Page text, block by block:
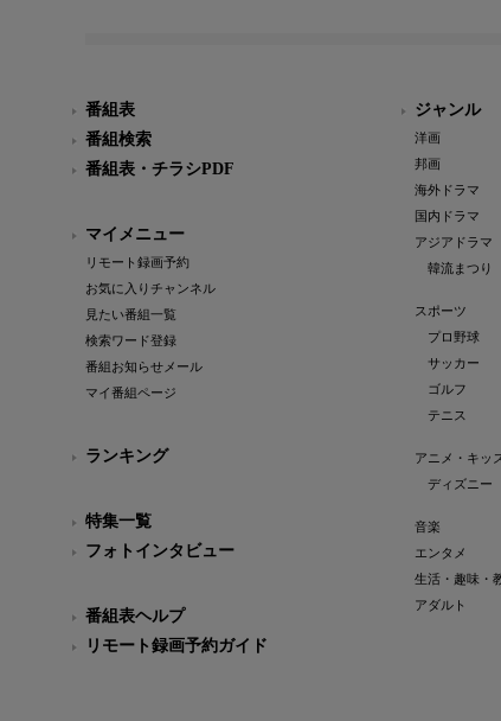
番組表
番組検索
番組表・チラシPDF
マイメニュー
リモート録画予約
お気に入りチャンネル
見たい番組一覧
検索ワード登録
番組お知らせメール
マイ番組ページ
ランキング
特集一覧
フォトインタビュー
番組表ヘルプ
リモート録画予約ガイド
ジャンル
洋画
邦画
海外ドラマ
国内ドラマ
アジアドラマ
韓流まつり
スポーツ
プロ野球
サッカー
ゴルフ
テニス
アニメ・キッ
ディズニー
音楽
エンタメ
生活・趣味・
アダルト